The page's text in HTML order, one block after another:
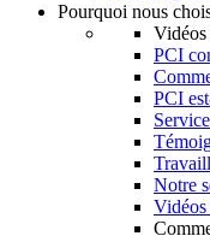
Pourquoi nous
PCI
PCI
Notre
Vidéos